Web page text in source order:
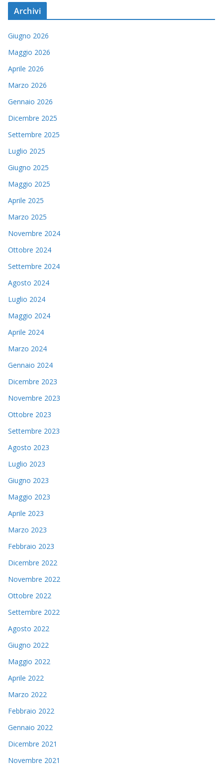
Archivi
Giugno 2026
Maggio 2026
Aprile 2026
Marzo 2026
Gennaio 2026
Dicembre 2025
Settembre 2025
Luglio 2025
Giugno 2025
Maggio 2025
Aprile 2025
Marzo 2025
Novembre 2024
Ottobre 2024
Settembre 2024
Agosto 2024
Luglio 2024
Maggio 2024
Aprile 2024
Marzo 2024
Gennaio 2024
Dicembre 2023
Novembre 2023
Ottobre 2023
Settembre 2023
Agosto 2023
Luglio 2023
Giugno 2023
Maggio 2023
Aprile 2023
Marzo 2023
Febbraio 2023
Dicembre 2022
Novembre 2022
Ottobre 2022
Settembre 2022
Agosto 2022
Giugno 2022
Maggio 2022
Aprile 2022
Marzo 2022
Febbraio 2022
Gennaio 2022
Dicembre 2021
Novembre 2021